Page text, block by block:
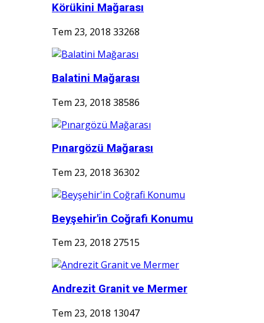
Körükini Mağarası
Tem 23, 2018 33268
Balatini Mağarası
Tem 23, 2018 38586
Pınargözü Mağarası
Tem 23, 2018 36302
Beyşehir'in Coğrafi Konumu
Tem 23, 2018 27515
Andrezit Granit ve Mermer
Tem 23, 2018 13047